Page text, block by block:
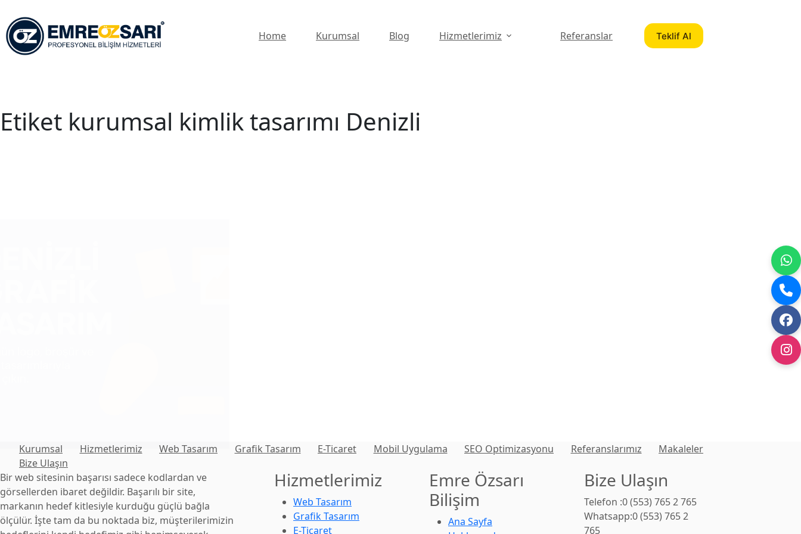
content
Home Kurumsal Blog Hizmetlerimiz Referanslar Teklif Al
Etiket kurumsal kimlik tasarımı Denizli
Kurumsal Hizmetlerimiz Web Tasarım Grafik Tasarım E-Ticaret Mobil Uygulama SEO Optimizasyonu Referanslarımız
Makaleler
Bize Ulaşın
Bir web sitesinin başarısı sadece kodlardan ve
görsellerden ibaret değildir. Başarılı bir site,
markanın hedef kitlesiyle kurduğu güçlü bağla
ölçülür. İşte tam da bu noktada biz, müşterilerimizin
Hizmetlerimiz
Web Tasarım
Grafik Tasarım
E-Ticaret
Emre Özsarı
Bilişim
Ana Sayfa
Bize Ulaşın
Telefon :0 (553) 765 2 765
Whatsapp:0 (553) 765 2
765